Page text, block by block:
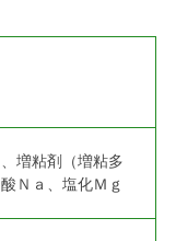
増粘剤（増粘多
Ｎａ、塩化Ｍｇ